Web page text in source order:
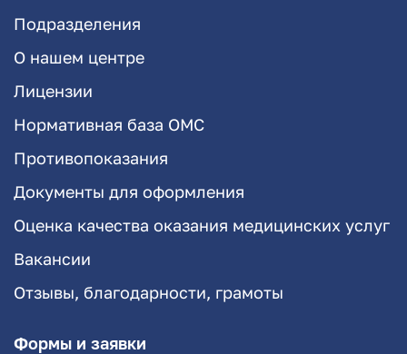
Подразделения
О нашем центре
Лицензии
Нормативная база ОМС
Противопоказания
Документы для оформления
Оценка качества оказания медицинских услуг
Вакансии
Отзывы, благодарности, грамоты
Формы и заявки